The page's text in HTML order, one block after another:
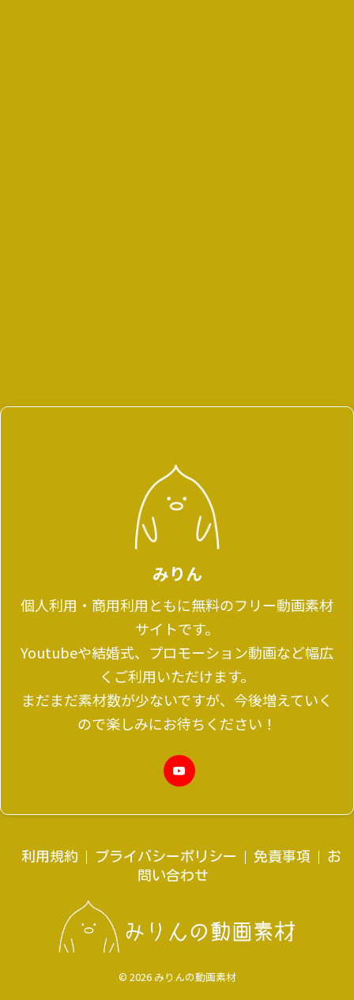
みりん
個人利用・商用利用ともに無料のフリー動画素材
サイトです。
Youtubeや結婚式、プロモーション動画など幅広
くご利用いただけます。
まだまだ素材数が少ないですが、今後増えていく
ので楽しみにお待ちください！
利用規約 プライバシーポリシー 免責事項
お
問い合わせ
© 2026 みりんの動画素材